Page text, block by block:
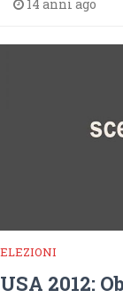
14 anni ago
ELEZIONI
USA 2012: